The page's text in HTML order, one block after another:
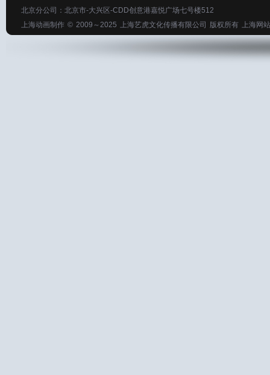
北京分公司：北京市-大兴区-CDD创意港嘉悦广场七号楼512
上海动画制作 © 2009～2025 上海艺虎文化传播有限公司 版权所有 上海网